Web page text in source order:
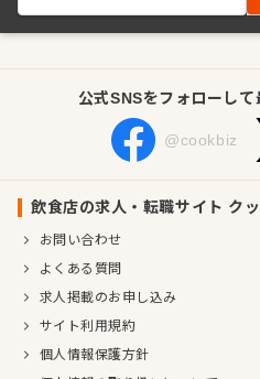
公式SNSをフォローして
@cookbiz
飲食店の求人・転職サイト ク
お問い合わせ
よくある質問
求人掲載のお申し込み
サイト利用規約
個人情報保護方針